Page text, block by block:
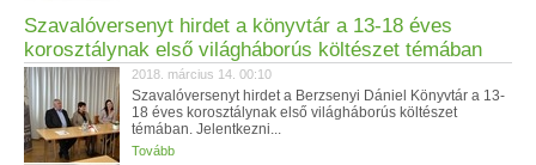
Szavalóversenyt hirdet a könyvtár a 13-18 éves
korosztálynak első világháborús költészet témában
2018. március 14. 00:10
Szavalóversenyt hirdet a Berzsenyi Dániel Könyvtár a 13-
18 éves korosztálynak első világháborús költészet
témában. Jelentkezni...
Tovább